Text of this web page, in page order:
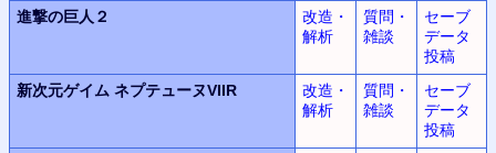
進撃の巨人２
改造・
解析
質問・
雑談
セーブ
データ
投稿
新次元ゲイム ネプテューヌVIIR
改造・
解析
質問・
雑談
セーブ
データ
投稿